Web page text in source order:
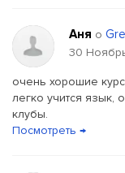
Аня о
30
очень хорошие
легко учится язык,
клубы.
Посмотреть →